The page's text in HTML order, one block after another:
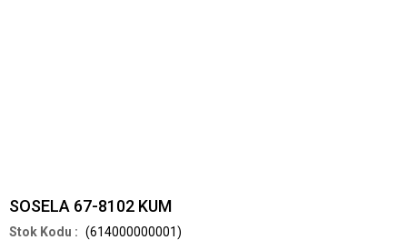
SOSELA 67-8102 KUM
(614000000001)